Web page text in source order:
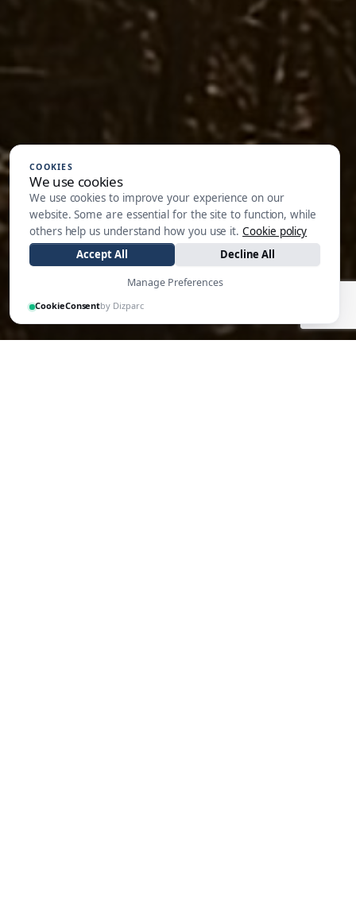
COOKIES
We use cookies
We use cookies to improve your experience on our
website. Some are essential for the site to function, while
others help us understand how you use it. Cookie policy
Accept All
Decline All
Manage Preferences
CookieConsentby Dizparc